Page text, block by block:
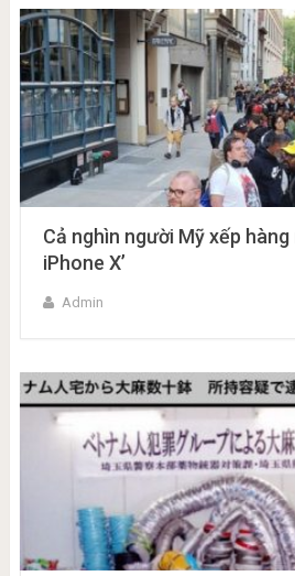
Cả nghìn người Mỹ xếp hàng
iPhone X’
Admin